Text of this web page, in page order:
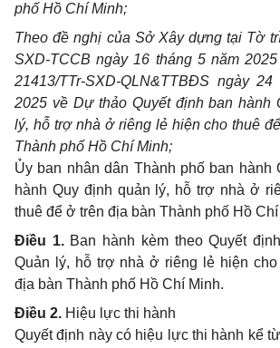
phố Hồ Chí Minh;
Theo đề nghị của Sở Xây dựng tại Tờ
SXD-TCCB ngày 16 tháng 5 năm
21413/TTr-SXD-QLN&TTBĐS ngày
2025 về Dự thảo Quyết định ban hành
lý, hỗ trợ nhà ở riêng lẻ hiện cho thuê
Thành phố Hồ Chí Minh;
Ủy ban nhân dân Thành phố ban hành
hành Quy định quản lý, hỗ trợ nhà ở
thuê để ở trên địa bàn Thành phố Hồ Chí
Điều 1.Ban hành kèm theo Quyết
Quản lý, hỗ trợ nhà ở riêng lẻ hiện
địa bàn Thành phố Hồ Chí Minh.
Điều 2. Hiệu lực thi hành
Quyết định này có hiệu lực thi hành kể